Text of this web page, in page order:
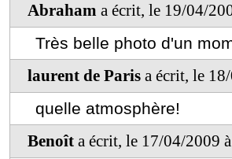
Abraham a écrit, le 19/04/
Très belle photo d'un
laurent de Paris a écrit, le
quelle atmosphère!
Benoît a écrit, le 17/04/2009